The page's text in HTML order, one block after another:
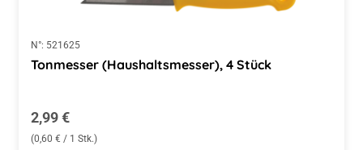
N°: 521625
Tonmesser (Haushaltsmesser), 4 Stück
Regulärer Preis:
2,99 €
(0,60 € / 1 Stk.)